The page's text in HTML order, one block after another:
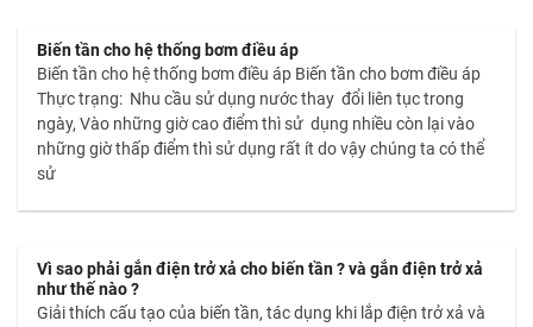
Biến tần cho hệ thống bơm điều áp
Biến tần cho hệ thống bơm điều áp Biến tần cho bơm điều áp
Thực trạng: Nhu cầu sử dụng nước thay đổi liên tục trong
ngày, Vào những giờ cao điểm thì sử dụng nhiều còn lại vào
những giờ thấp điểm thì sử dụng rất ít do vậy chúng ta có thể
sử
Vì sao phải gắn điện trở xả cho biến tần ? và gắn điện trở xả
như thế nào ?
Giải thích cấu tạo của biến tần, tác dụng khi lắp điện trở xả và